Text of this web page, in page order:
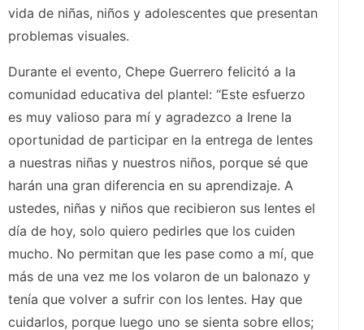
vida de niñas, niños y adolescentes que presentan
problemas visuales.
Durante el evento, Chepe Guerrero felicitó a la
comunidad educativa del plantel: “Este esfuerzo
es muy valioso para mí y agradezco a Irene la
oportunidad de participar en la entrega de lentes
a nuestras niñas y nuestros niños, porque sé que
harán una gran diferencia en su aprendizaje. A
ustedes, niñas y niños que recibieron sus lentes el
día de hoy, solo quiero pedirles que los cuiden
mucho. No permitan que les pase como a mí, que
más de una vez me los volaron de un balonazo y
tenía que volver a sufrir con los lentes. Hay que
cuidarlos, porque luego uno se sienta sobre ellos;